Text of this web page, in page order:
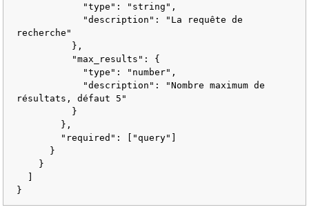
"type" : "string" ,
"description" :
"La requête de
recherche"
} ,
"max_results" :
{
"type" : "number" ,
"description" :
"Nombre maximum de
résultats, défaut 5"
}
} ,
"required" : [ "query" ]
}
}
]
}